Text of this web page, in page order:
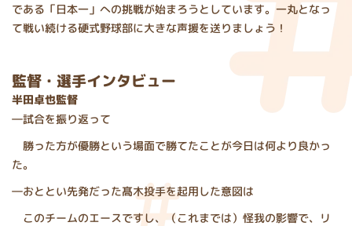
である「日本一」への挑戦が始まろうとしています。一丸となっ
て戦い続ける硬式野球部に大きな声援を送りましょう！
監督・選手インタビュー
半田卓也監督
―試合を振り返って
勝った方が優勝という場面で勝てたことが今日は何より良かっ
た。
―おととい先発だった髙木投手を起用した意図は
このチームのエースですし、（これまでは）怪我の影響で、リ